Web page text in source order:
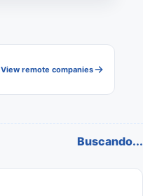
View remote companies
Buscando...